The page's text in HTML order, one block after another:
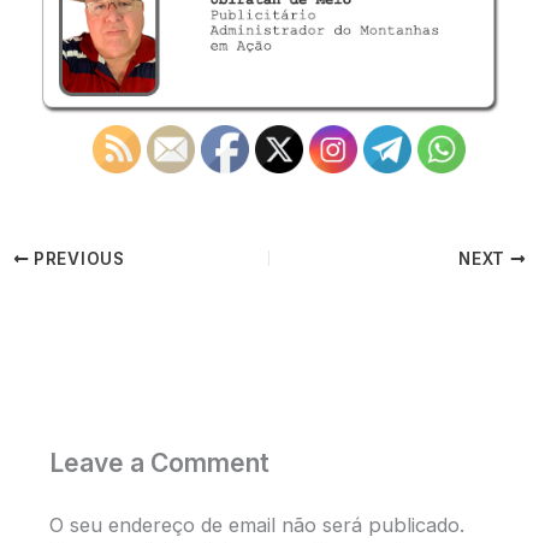
PREVIOUS NEXT
Leave a Comment
O seu endereço de email não será publicado.